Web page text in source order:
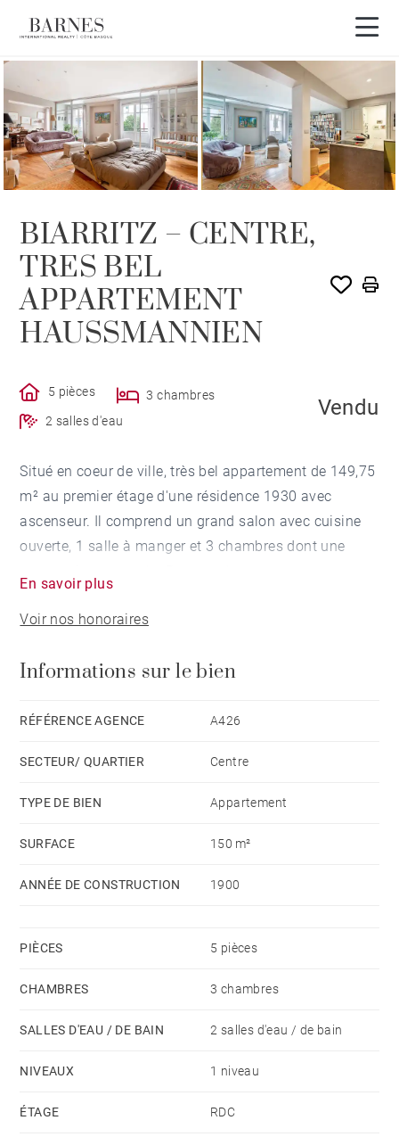
VENDU PAR BARNES
BIARRITZ – CENTRE,
TRES BEL
APPARTEMENT
HAUSSMANNIEN
5 pièces
3 chambres
2 salles d'eau
Vendu
Situé en coeur de ville, très bel appartement de 149,75
m² au premier étage d'une résidence 1930 avec
ascenseur. Il comprend un grand salon avec cuisine
ouverte, 1 salle à manger et 3 chambres dont une
l'appartement. Un garage fermé et une cave
complètent ce bien d'exception.
En savoir plus
Voir nos honoraires
Informations sur le bien
RÉFÉRENCE AGENCE A426
SECTEUR/ QUARTIER Centre
TYPE DE BIEN Appartement
SURFACE 150 m²
ANNÉE DE CONSTRUCTION 1900
PIÈCES 5 pièces
CHAMBRES 3 chambres
SALLES D'EAU / DE BAIN 2 salles d'eau / de bain
NIVEAUX 1 niveau
ÉTAGE RDC